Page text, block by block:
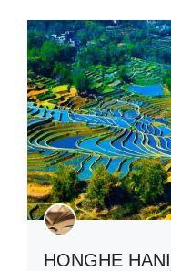
HONGHE